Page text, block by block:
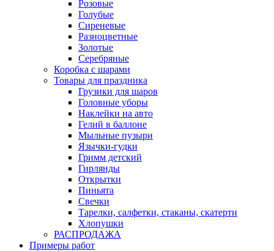
Розовые
Голубые
Сиреневые
Разноцветные
Золотые
Серебряные
Коробка с шарами
Товары для праздника
Грузики для шаров
Головные уборы
Наклейки на авто
Гелий в баллоне
Мыльные пузыри
Язычки-гудки
Гримм детский
Гирлянды
Открытки
Пиньята
Свечки
Тарелки, салфетки, стаканы, скатерти
Хлопушки
РАСПРОДАЖА
Примеры работ